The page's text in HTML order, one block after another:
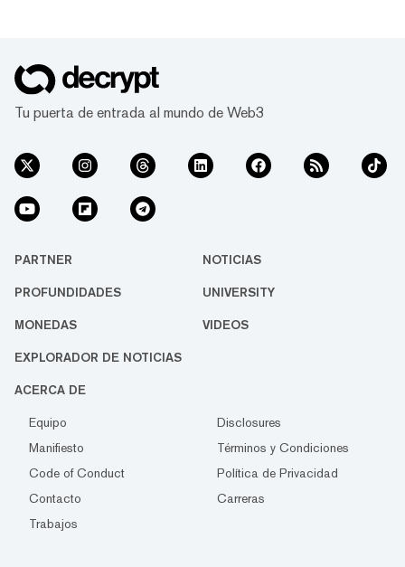
Tu puerta de entrada al mundo de Web3
PARTNER NOTICIAS
PROFUNDIDADES UNIVERSITY
MONEDAS VIDEOS
EXPLORADOR DE NOTICIAS
ACERCA DE
Equipo
Disclosures
Manifiesto
Términos y Condiciones
Code of Conduct
Política de Privacidad
Contacto
Carreras
Trabajos